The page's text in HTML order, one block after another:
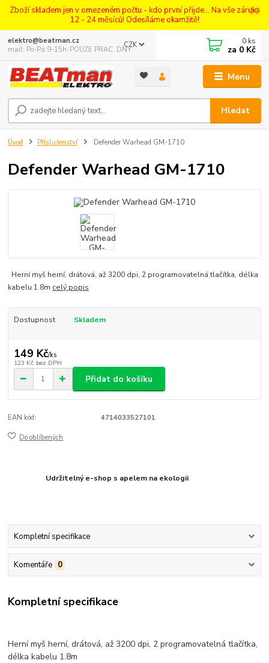
Zboží skladem jen v omezeném počtu - kdo první přijde... Na vše záruka
12 - 24 měsíců! Odesíláme okamžitě!
Menu
CZK
Hledat
elektro@beatman.cz
mail: Po-Pá:9-15h-POUZE PRAC. DNY
0 ks
za 0 Kč
Úvod Příslušenství Defender Warhead GM-1710
Defender Warhead GM-1710
Herní myš herní, drátová, až 3200 dpi, 2 programovatelná tlačítka, délka
kabelu 1.8m celý popis
Dostupnost Skladem
149 Kč/ks
123 Kč bez DPH
Přidat do košíku
EAN kód: 4714033527101
Do oblíbených
Udržitelný e-shop s apelem na ekologii
Kompletní specifikace
Komentáře 0
Kompletní specifikace
Herní myš herní, drátová, až 3200 dpi, 2 programovatelná tlačítka,
délka kabelu 1.8m